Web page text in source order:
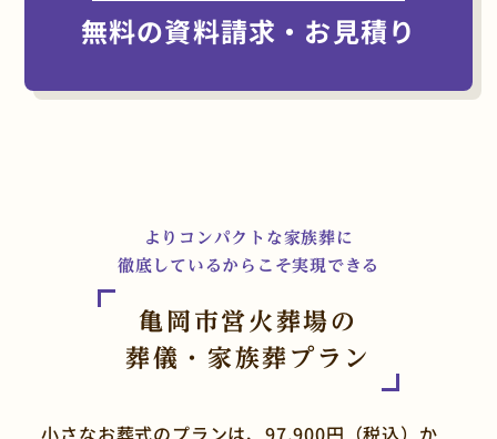
無料の資料請求・お見積り
よりコンパクトな家族葬に
徹底しているからこそ実現できる
亀岡市営火葬場の
葬儀・家族葬プラン
小さなお葬式のプランは、97,900円（税込）か